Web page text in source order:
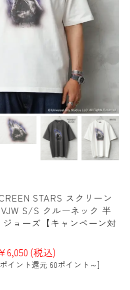
STARS スクリーン
S/S クルーネック 半
ョーズ【キャンペーン対
¥6,050 (税込)
イント還元 60ポイント～]